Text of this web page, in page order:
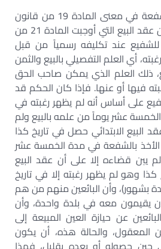
العلم المسقط لحق الشفعة في معنى المادة 19 من قانون
الشفعة هو العلم بأركان عقد البيع التي أوجبت المادة 21 من
للشفيع عند تكليفه رسمياً من قبل
أي العلم التفصيلي بالبيع والثمن
ذلك العلم الذي يمكن صاحب الحق
فيها أو عنها. فإذا كان الحكم قد
على أساس أنه لم يظهر رغبته في
عشر يوماً من علمه بالبيع ولم
البيع الابتدائي حصل في تاريخ كذا
بالشفعة في مدة الخمسة عشر
يبن قضاءه إلا على أن عقد البيع
وهو لم يظهر رغبته إلا في تاريخ
بشهور)، وأن البائعين منهم من هم
يقيمون معه في بلدة واحدة، وأن
عن حيازة العين المبيعة إلى
المعقول، والحالة هذه، أن يكون